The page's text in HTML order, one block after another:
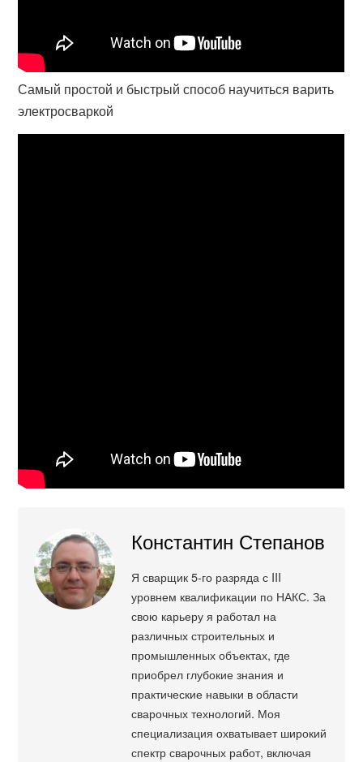
Самый простой и быстрый способ научиться варить
электросваркой
Константин Степанов
Я сварщик 5-го разряда с III
уровнем квалификации по НАКС. За
свою карьеру я работал на
различных строительных и
промышленных объектах, где
приобрел глубокие знания и
практические навыки в области
сварочных технологий. Моя
специализация охватывает широкий
спектр сварочных работ, включая